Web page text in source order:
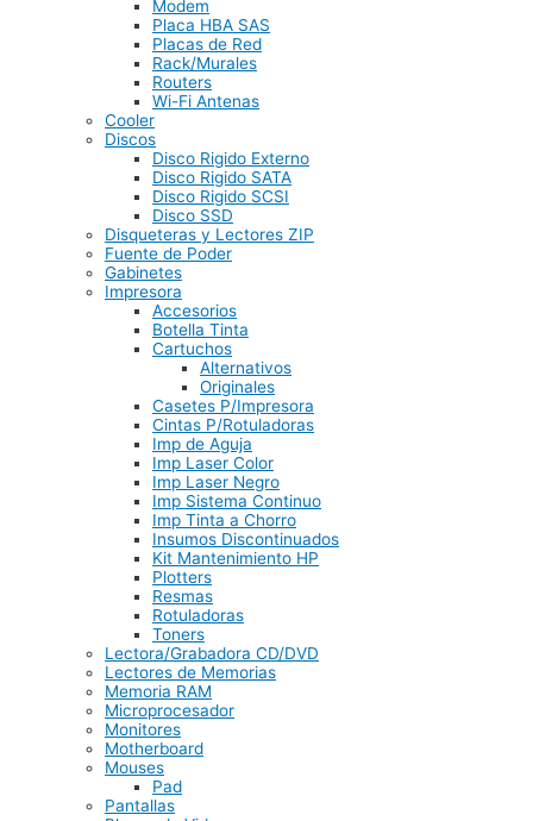
Modem
Placa HBA SAS
Placas de Red
Rack/Murales
Routers
Wi-Fi Antenas
Cooler
Discos
Disco Rigido Externo
Disco Rigido SATA
Disco Rigido SCSI
Disco SSD
Disqueteras y Lectores ZIP
Fuente de Poder
Gabinetes
Impresora
Accesorios
Botella Tinta
Cartuchos
Alternativos
Originales
Casetes P/Impresora
Cintas P/Rotuladoras
Imp de Aguja
Imp Laser Color
Imp Laser Negro
Imp Sistema Continuo
Imp Tinta a Chorro
Insumos Discontinuados
Kit Mantenimiento HP
Plotters
Resmas
Rotuladoras
Toners
Lectora/Grabadora CD/DVD
Lectores de Memorias
Memoria RAM
Microprocesador
Monitores
Motherboard
Mouses
Pad
Pantallas